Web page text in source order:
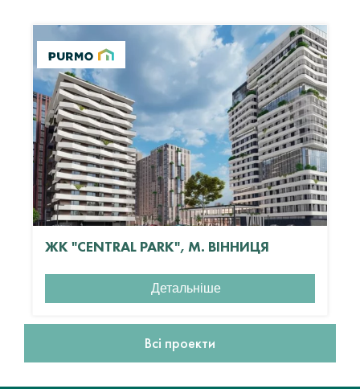
ЖК "CENTRAL PARK", М. ВІННИЦЯ
Детальніше
Всі проекти